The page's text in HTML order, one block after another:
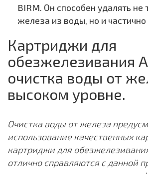
BIRM. Он способен удалять не
железа из воды, но и
Картриджи для
обезжелезивания
очистка воды от
высоком уровне.
Очистка воды от железа
использование качественных
картриджи для
отлично справляются с данной